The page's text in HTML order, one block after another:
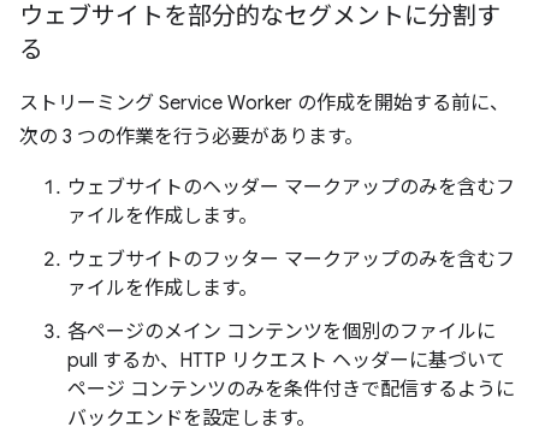
ウェブサイトを部分的なセグメントに分割す
る
ストリーミング Service Worker の作成を開始する前に、
次の 3 つの作業を行う必要があります。
ウェブサイトのヘッダー マークアップのみを含むフ
ァイルを作成します。
ウェブサイトのフッター マークアップのみを含むフ
ァイルを作成します。
各ページのメイン コンテンツを個別のファイルに
pull するか、HTTP リクエスト ヘッダーに基づいて
ページ コンテンツのみを条件付きで配信するように
バックエンドを設定します。